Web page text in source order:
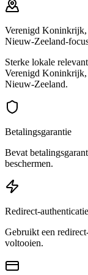
Verenigd Koninkrijk,
Nieuw-Zeeland-
Sterke lokale
Verenigd Koninkrijk,
Nieuw-Zeeland.
Betalingsgarantie
Bevat
beschermen.
Redirect-authenticatie
Gebruikt een
voltooien.